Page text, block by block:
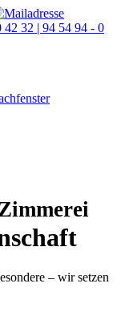
42 32 | 94 54 94 - 0
– wir setzen